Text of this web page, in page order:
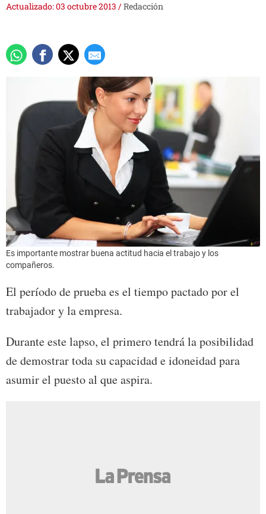
Actualizado: 03 octubre 2013 /Redacción
Es importante mostrar buena actitud hacia el trabajo y los
compañeros.
El período de prueba es el tiempo pactado por el
trabajador y la empresa.
Durante este lapso, el primero tendrá la posibilidad
de demostrar toda su capacidad e idoneidad para
asumir el puesto al que aspira.